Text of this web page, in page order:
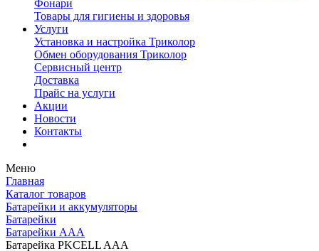
Фонари
Товары для гигиены и здоровья
Услуги
Установка и настройка Триколор
Обмен оборудования Триколор
Сервисный центр
Доставка
Прайс на услуги
Акции
Новости
Контакты
Меню
Главная
Каталог товаров
Батарейки и аккумуляторы
Батарейки
Батарейки AAA
Батарейка PKCELL AAA